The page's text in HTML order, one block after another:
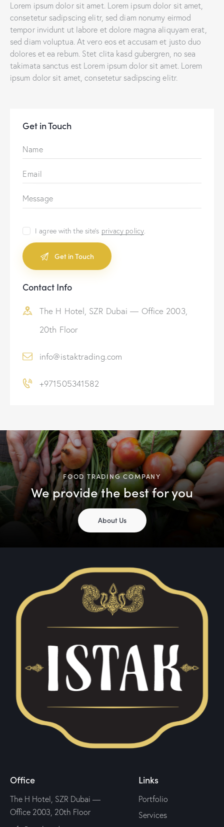
Lorem ipsum dolor sit amet. Lorem ipsum dolor sit amet,
consetetur sadipscing elitr, sed diam nonumy eirmod
tempor invidunt ut labore et dolore magna aliquyam erat,
sed diam voluptua. At vero eos et accusam et justo duo
dolores et ea rebum. Stet clita kasd gubergren, no sea
takimata sanctus est Lorem ipsum dolor sit amet. Lorem
ipsum dolor sit amet, consetetur sadipscing elitr.
Get in Touch
I agree with the site’s privacy policy.
l
e
t
v
Contact Info
The H Hotel, SZR Dubai — Office 2003,
20th Floor
info@istaktrading.com
+971505341582
FOOD TRADING COMPANY
We provide the best for you
About Us
Office
The H Hotel, SZR Dubai —
Office 2003, 20th Floor
Links
Portfolio
Services